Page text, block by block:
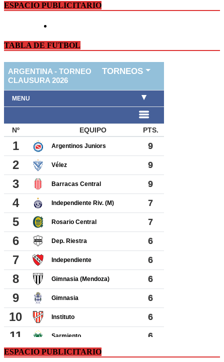
ESPACIO PUBLICITARIO
TABLA DE FUTBOL
ESPACIO PUBLICITARIO